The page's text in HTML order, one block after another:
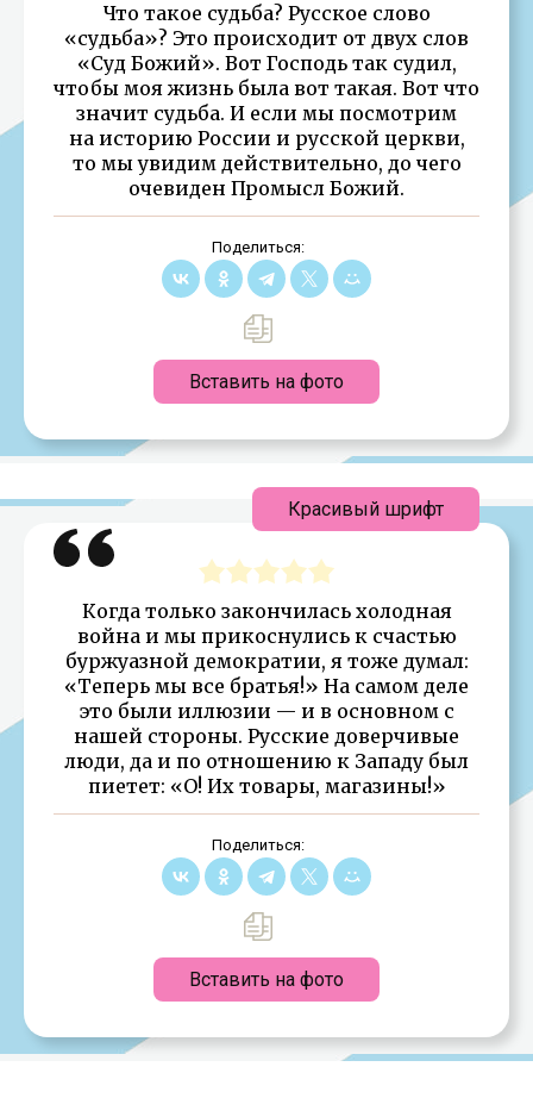
Что такое судьба? Русское слово
«судьба»? Это происходит от двух слов
«Суд Божий». Вот Господь так судил,
чтобы моя жизнь была вот такая. Вот что
значит судьба. И если мы посмотрим
на историю России и русской церкви,
то мы увидим действительно, до чего
очевиден Промысл Божий.
Поделиться:
Вставить на фото
Когда только закончилась холодная
война и мы прикоснулись к счастью
буржуазной демократии, я тоже думал:
«Теперь мы все братья!» На самом деле
это были иллюзии — и в основном с
нашей стороны. Русские доверчивые
люди, да и по отношению к Западу был
пиетет: «О! Их товары, магазины!»
Поделиться:
Вставить на фото
Красивый шрифт